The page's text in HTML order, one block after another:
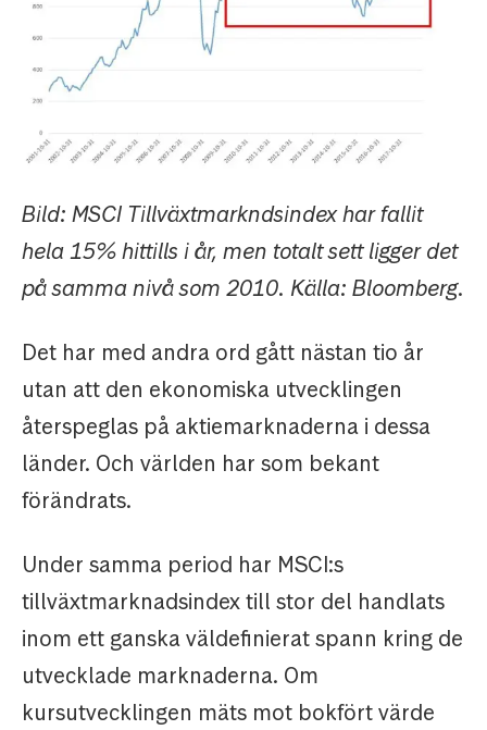
Bild: MSCI Tillväxtmarkndsindex har fallit
hela 15% hittills i år, men totalt sett ligger det
på samma nivå som 2010. Källa: Bloomberg.
Det har med andra ord gått nästan tio år
utan att den ekonomiska utvecklingen
återspeglas på aktiemarknaderna i dessa
länder. Och världen har som bekant
förändrats.
Under samma period har MSCI:s
tillväxtmarknadsindex till stor del handlats
inom ett ganska väldefinierat spann kring de
utvecklade marknaderna. Om
kursutvecklingen mäts mot bokfört värde